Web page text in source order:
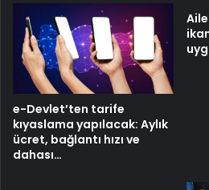
e-Devlet’ten tarife
kıyaslama yapılacak: Aylık
ücret, bağlantı hızı ve
dahası…